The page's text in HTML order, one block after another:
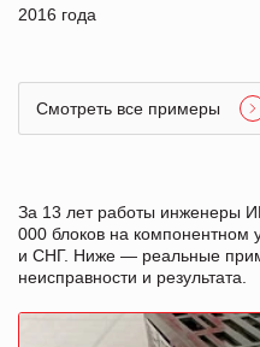
2016 года
Смотреть все примеры
За 13 лет работы инженеры
000 блоков на компонентном
и СНГ. Ниже — реальные
неисправности и результата.